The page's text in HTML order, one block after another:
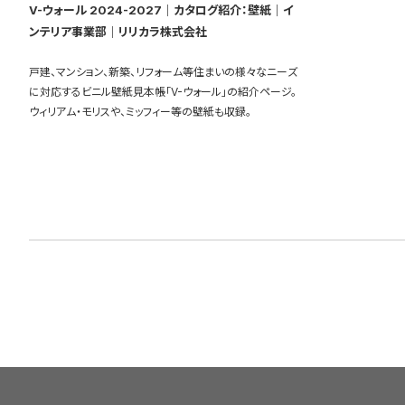
V-ウォール 2024-2027｜カタログ紹介：壁紙｜イ
ンテリア事業部｜リリカラ株式会社
戸建、マンション、新築、リフォーム等住まいの様々なニーズ
に対応するビニル壁紙見本帳「V-ウォール」の紹介ページ。
ウィリアム・モリスや、ミッフィー等の壁紙も収録。